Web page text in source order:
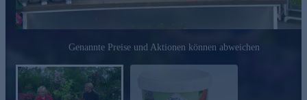
Genannte Preise und Aktionen können abweichen